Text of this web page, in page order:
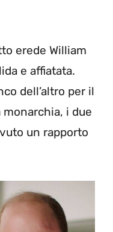
erede William
e affiatata.
dell’altro per il
i due
un rapporto